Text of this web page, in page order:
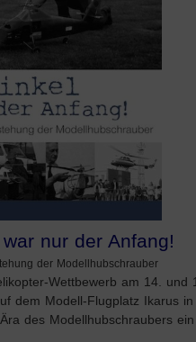
nur der Anfang!
der Modellhubschrauber
Wettbewerb am 14. und
dem Modell-Flugplatz Ikarus in
des Modellhubschraubers